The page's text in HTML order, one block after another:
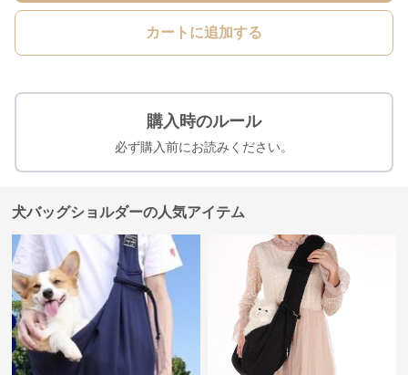
カートに追加する
購入時のルール
必ず購入前にお読みください。
犬バッグショルダーの人気アイテム